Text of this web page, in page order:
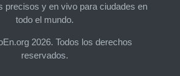
precisos y en vivo para ciudades en
todo el mundo.
2026. Todos los derechos
reservados.